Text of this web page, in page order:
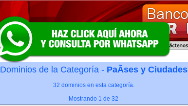
Dominios de la Categoría - PaÃ­ses y Ciudades
32 dominios en esta categoría.
Mostrando 1 de 32